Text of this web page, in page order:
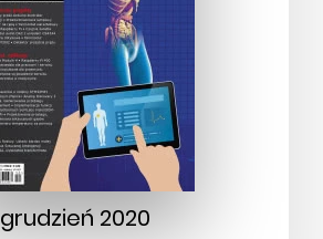
grudzień 2020